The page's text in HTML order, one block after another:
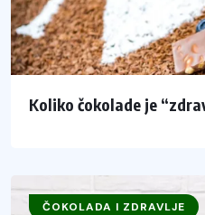
Koliko čokolade je
ČOKOLADA I ZDRAVLJE